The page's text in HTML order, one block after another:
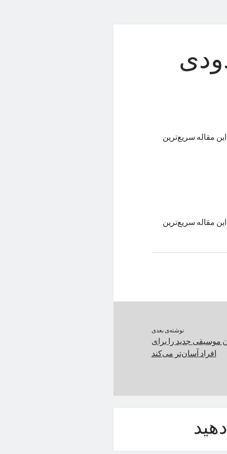
مقاله سریع‌ترین
مقاله سریع‌ترین
نوشته‌ی بعدی
موسیقی جدید را برای
افراد آسان‌تر می‌کند